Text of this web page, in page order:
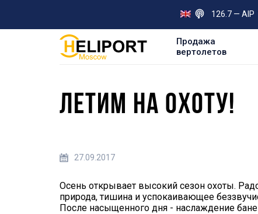
126.7 — AIP
Продажа
вертолетов
ЛЕТИМ НА ОХОТУ!
27.09.2017
Осень открывает высокий сезон охоты.
природа, тишина и успокаивающее
После насыщенного дня - наслаждение